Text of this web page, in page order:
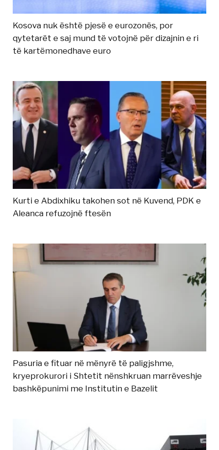
Kosova nuk është pjesë e eurozonës, por
qytetarët e saj mund të votojnë për dizajnin e ri
të kartëmonedhave euro
Kurti e Abdixhiku takohen sot në Kuvend, PDK e
Aleanca refuzojnë ftesën
Pasuria e fituar në mënyrë të paligjshme,
kryeprokurori i Shtetit nënshkruan marrëveshje
bashkëpunimi me Institutin e Bazelit